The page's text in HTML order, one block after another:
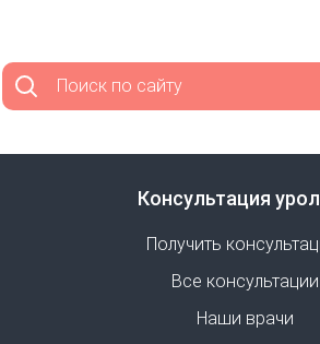
Поиск по сайту
Консультация
Получить
Все консультации
Наши врачи